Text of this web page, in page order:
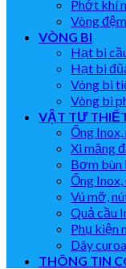
Phớt khí
Vòng đệm
VÒNG BI
Hạt bi
Hạt bi
Vòng bi
Vòng bi
VẬT TƯ
Ống Inox,
Xi măng
Bơm bùn
Ống
Vú mỡ,
Quả cầu
Phụ kiện
Dây
THÔNG TIN